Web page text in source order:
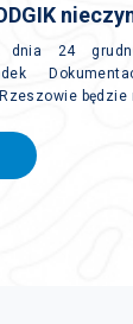
dnia 24
będzie